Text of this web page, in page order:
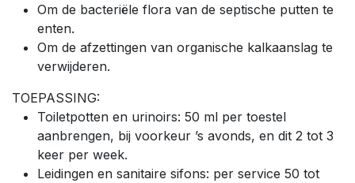
Om de bacteriële flora van de septische putten te
enten.
Om de afzettingen van organische kalkaanslag te
verwijderen.
TOEPASSING:
Toiletpotten en urinoirs: 50 ml per toestel
aanbrengen, bij voorkeur ’s avonds, en dit 2 tot 3
keer per week.
Leidingen en sanitaire sifons: per service 50 tot